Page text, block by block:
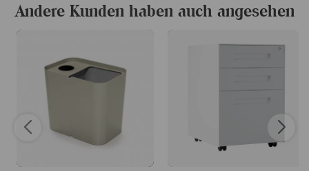
Waschküche, im Büro oder in anderen Bereichen eignet,
in denen Funktion und Ästhetik Hand in Hand gehen
Andere Kunden haben auch angesehen